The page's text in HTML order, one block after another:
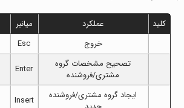
کلید عملکرد میانبر
خروج
Esc
تصحیح مشخصات گروه
مشتری/فروشنده
Enter
ایجاد گروه مشتری/فروشنده
Insert